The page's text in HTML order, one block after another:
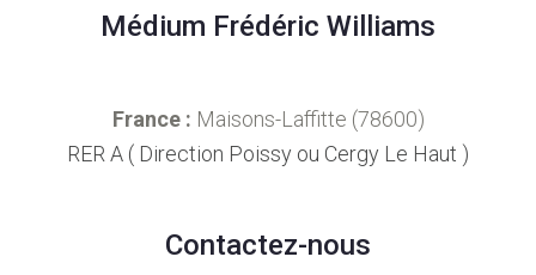
Médium Frédéric Williams
France : Maisons-Laffitte (78600)
RER A ( Direction Poissy ou Cergy Le Haut )
Contactez-nous